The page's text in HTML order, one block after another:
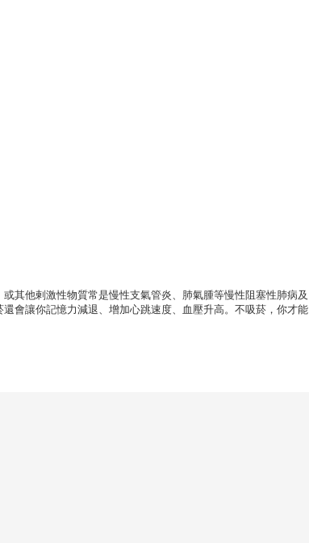
其他剌激性物質常是慢性支氣管炎、肺氣腫等慢性阻塞性肺病及
會讓你記憶力減退、增加心跳速度、血壓升高。不吸菸，你才能